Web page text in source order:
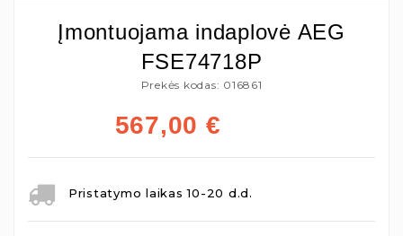
Įmontuojama indaplovė AEG
FSE74718P
Prekės kodas: 016861
567,00 €
Pristatymo laikas 10-20 d.d.